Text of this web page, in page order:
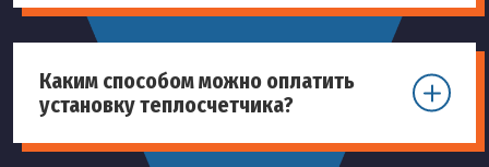
Каким способом можно оплатить
установку теплосчетчика?